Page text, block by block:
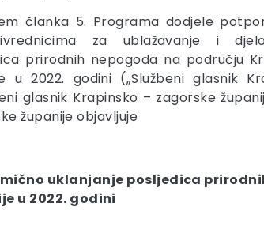
članka 5. Programa dodjele
za ublažavanje i
prirodnih nepogoda na području
u 2022. godini („Službeni glasnik
glasnik Krapinsko – zagorske
županije objavljuje
uklanjanje posljedica
u 2022. godini